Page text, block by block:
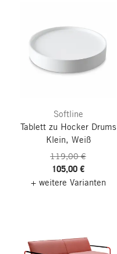
Softline
Tablett zu Hocker Drums
Klein, Weiß
119,00 €
105,00 €
+ weitere Varianten